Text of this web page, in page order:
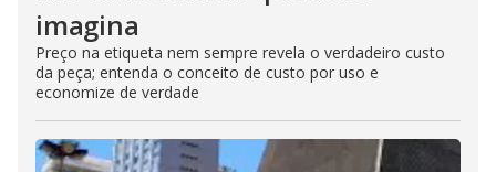
imagina
Preço na etiqueta nem sempre revela o verdadeiro custo
da peça; entenda o conceito de custo por uso e
economize de verdade